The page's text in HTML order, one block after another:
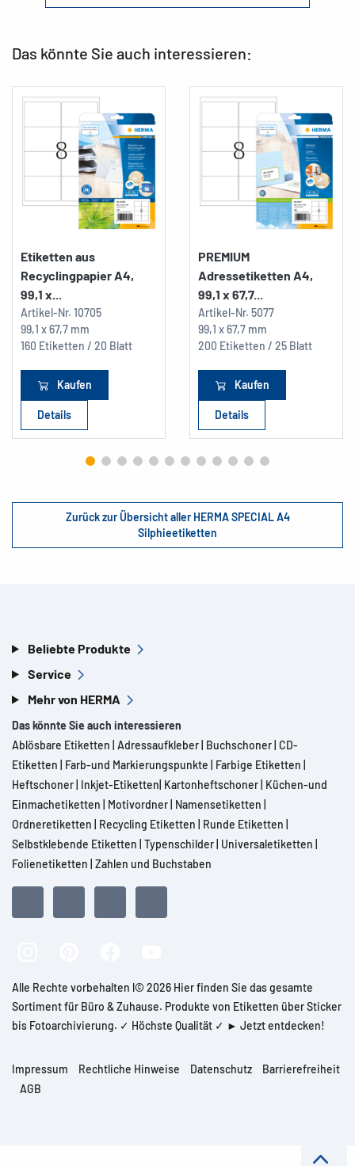
Das könnte Sie auch interessieren:
Etiketten aus
Recyclingpapier A4,
99,1 x...
Artikel-Nr. 10705
99,1 x 67,7 mm
160 Etiketten / 20 Blatt
Kaufen
Details
PREMIUM
Adressetiketten A4,
99,1 x 67,7...
Artikel-Nr. 5077
99,1 x 67,7 mm
200 Etiketten / 25 Blatt
Kaufen
Details
Zurück zur Übersicht aller HERMA SPECIAL A4
Silphieetiketten
Beliebte Produkte
Service
Mehr von HERMA
Das könnte Sie auch interessieren
Ablösbare Etiketten Adressaufkleber Buchschoner CD-
Etiketten
Farb-und Markierungspunkte Farbige Etiketten
Heftschoner Inkjet-Etiketten Kartonheftschoner Küchen-und
Einmachetiketten
Motivordner Namensetiketten
Ordneretiketten
Recycling Etiketten Runde Etiketten
Selbstklebende Etiketten Typenschilder Universaletiketten
Folienetiketten Zahlen und Buchstaben
Alle Rechte vorbehalten l© 2026 Hier finden Sie das gesamte
Sortiment für Büro & Zuhause. Produkte von Etiketten über Sticker
bis Fotoarchivierung. ✓ Höchste Qualität ✓ ► Jetzt entdecken!
Impressum Rechtliche Hinweise Datenschutz
Barrierefreiheit
AGB